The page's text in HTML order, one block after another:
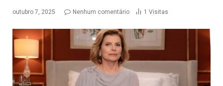
outubro 7, 2025 Nenhum comentário 1 Visitas